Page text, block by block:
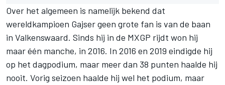
Over het algemeen is namelijk bekend dat
wereldkampioen Gajser geen grote fan is van de baan
in Valkenswaard. Sinds hij in de MXGP rijdt won hij
maar één manche, in 2016. In 2016 en 2019 eindigde hij
op het dagpodium, maar meer dan 38 punten haalde hij
nooit. Vorig seizoen haalde hij wel het podium, maar